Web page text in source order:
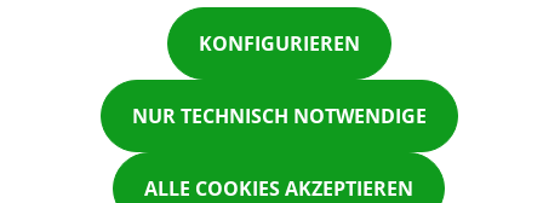
Chat on Whatsapp
×
NUR TECHNISCH NOTWENDIGE
KONFIGURIEREN
ALLE COOKIES AKZEPTIEREN